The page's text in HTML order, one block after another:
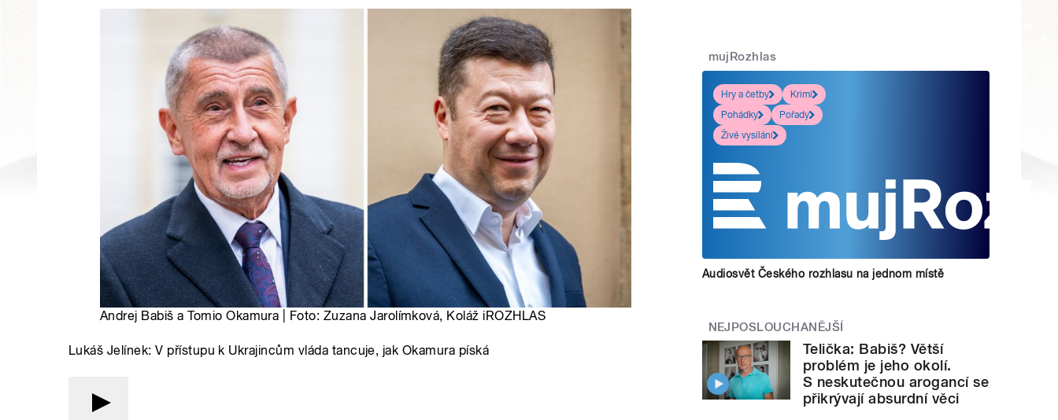
Andrej Babiš a Tomio Okamura | Foto: Zuzana Jarolímková, Koláž iROZHLAS
Lukáš Jelínek: V přístupu k Ukrajincům vláda tancuje, jak Okamura píská
mujRozhlas
Hry a četby
Krimi
Pohádky
Pořady
Živé vysílání
Audiosvět Českého rozhlasu na jednom místě
NEJPOSLOUCHANĚJŠÍ
Telička: Babiš? Větší
problém je jeho okolí.
S neskutečnou arogancí se
přikrývají absurdní věci